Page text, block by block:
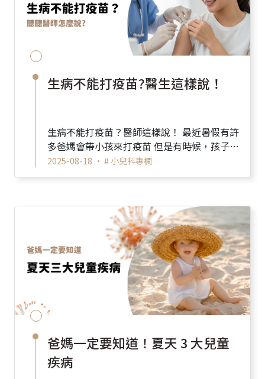
生病不能打疫苗?醫生這樣說！
生病不能打疫苗？醫師這樣說！ 最近暑假有許
多爸媽會帶小孩來打疫苗 但是有時候，孩子感
冒了，就會擔心是不是不能打疫苗 其實，不
是...
2025-08-18 • # 小兒科專欄
爸媽一定要知道！夏天 3 大兒童
疾病